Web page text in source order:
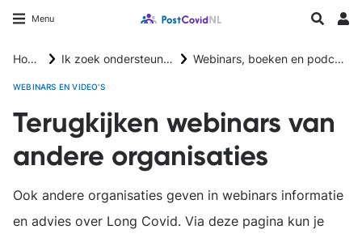
gaan
Menu Longfonds homepageZoeken
Home Ik zoek ondersteuning Webinars, boeken en podcasts
WEBINARS EN VIDEO'S
Terugkijken webinars van
andere organisaties
Ook andere organisaties geven in webinars informatie
en advies over Long Covid. Via deze pagina kun je